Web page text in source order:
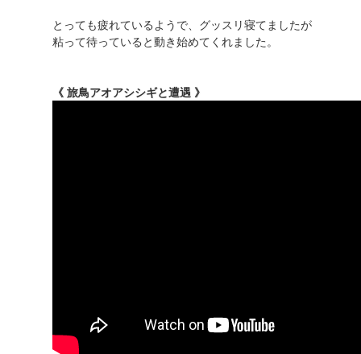
とっても疲れているようで、グッスリ寝てましたが
粘って待っていると動き始めてくれました。
《 旅鳥アオアシシギと遭遇 》